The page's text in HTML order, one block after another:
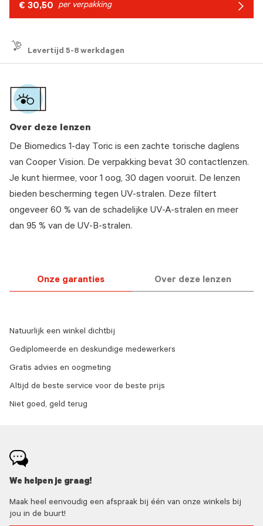
€ 30,50 per verpakking
Arrow
Levertijd 5-8 werkdagen
Over deze lenzen
De Biomedics 1-day Toric is een zachte torische daglens
van Cooper Vision. De verpakking bevat 30 contactlenzen.
Je kunt hiermee, voor 1 oog, 30 dagen vooruit. De lenzen
bieden bescherming tegen UV-stralen. Deze filtert
ongeveer 60 % van de schadelijke UV-A-stralen en meer
dan 95 % van de UV-B-stralen.
Onze garanties Over deze lenzen
Natuurlijk een winkel dichtbij
Gediplomeerde en deskundige medewerkers
Gratis advies en oogmeting
Altijd de beste service voor de beste prijs
Niet goed, geld terug
We helpen je graag!
Maak heel eenvoudig een afspraak bij één van onze winkels bij
jou in de buurt!